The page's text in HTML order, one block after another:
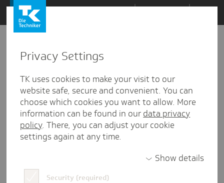
Zum
Inhalt
springen
den
Kommentaren
Privacy Settings
TK uses cookies to make your visit to our
website safe, secure and convenient. You can
choose which cookies you want to allow. More
information can be found in our data privacy
policy. There, you can adjust your cookie
settings again at any time.
Show details
Security (required)